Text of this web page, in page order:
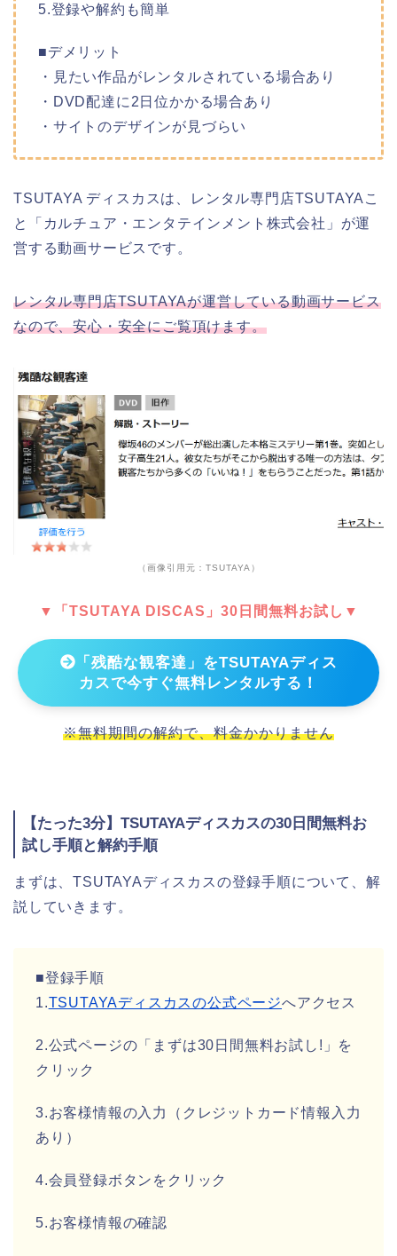
5.登録や解約も簡単
■デメリット
・見たい作品がレンタルされている場合あり
・DVD配達に2日位かかる場合あり
・サイトのデザインが見づらい
TSUTAYA ディスカスは、レンタル専門店TSUTAYAこ
と「カルチュア・エンタテインメント株式会社」が運
営する動画サービスです。
レンタル専門店TSUTAYAが運営している動画サービス
なので、安心・安全にご覧頂けます。
（画像引用元：TSUTAYA）
▼「TSUTAYA DISCAS」30日間無料お試し▼
「残酷な観客達」をTSUTAYAディス
カスで今すぐ無料レンタルする！
※無料期間の解約で、料金かかりません
【たった3分】TSUTAYAディスカスの30日間無料お
試し手順と解約手順
まずは、TSUTAYAディスカスの登録手順について、解
説していきます。
■登録手順
1.TSUTAYAディスカスの公式ページへアクセス
2.公式ページの「まずは30日間無料お試し!」を
クリック
3.お客様情報の入力（クレジットカード情報入力
あり）
4.会員登録ボタンをクリック
5.お客様情報の確認